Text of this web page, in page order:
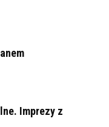
Imprezy z